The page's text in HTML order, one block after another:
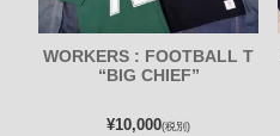
WORKERS : FOOTBALL T
“BIG CHIEF”
¥10,000(税別)